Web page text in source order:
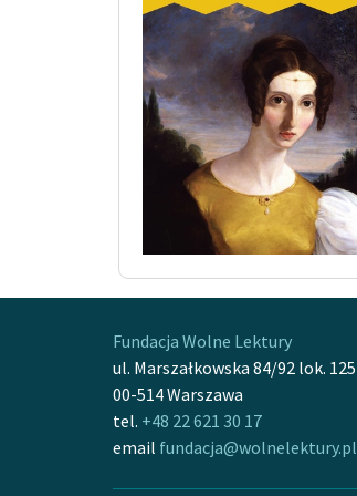
Fundacja Wolne Lektury
ul. Marszałkowska 84/92 lok. 125
00-514 Warszawa
tel. +48 22 621 30 17
email fundacja@wolnelektury.pl